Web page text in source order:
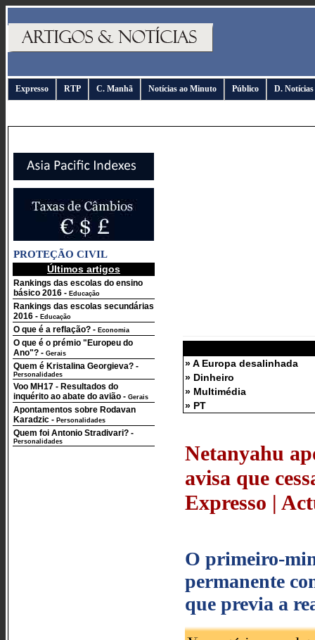
Expresso RTP C. Manhã Notícias ao Minuto Público D. Notícias
PROTEÇÃO CIVIL
Últimos artigos
Rankings das escolas do ensino
básico 2016 - Educação
Rankings das escolas secundárias
2016 - Educação
O que é a reflação? - Economia
O que é o prémio "Europeu do
Ano"? - Gerais
Quem é Kristalina Georgieva? -
Personalidades
Voo MH17 - Resultados do
inquérito ao abate do avião - Gerais
Apontamentos sobre Rodavan
Karadzic - Personalidades
Quem foi Antonio Stradivari? -
Personalidades
» A Europa desalinhada
» Dinheiro
» Multimédia
» PT
Netanyahu
avisa que
Expresso |
O
permanente
que previa a